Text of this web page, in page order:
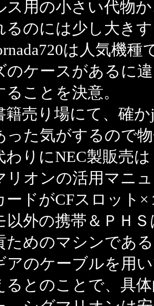
ス用の小さい代物
るのには少し大き
は人気機種
のケースがあるに
ることを決意。
売り場にて、確か
った気がするので
りにNEC製販売
リオンの活用マニ
ドがCFスロット×
以外の携帯＆ＰＨ
ためのマシンであ
アのケーブルを用
るとのことで、具